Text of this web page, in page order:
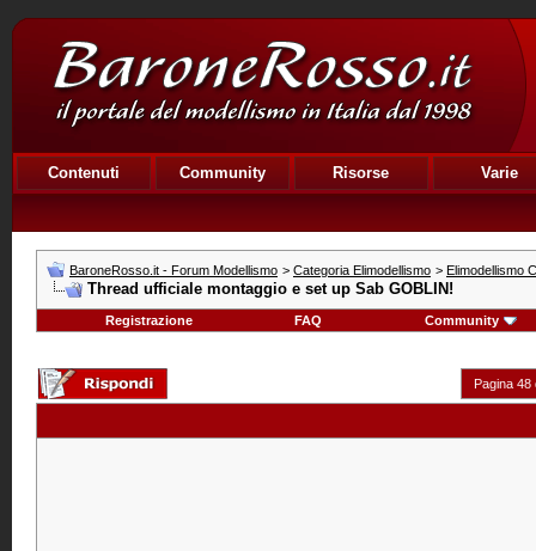
Contenuti Community Risorse Varie
BaroneRosso.it - Forum Modellismo > Categoria Elimodellismo > Elimodellismo
Thread ufficiale montaggio e set up Sab GOBLIN!
Registrazione FAQ Community
Pagina 48